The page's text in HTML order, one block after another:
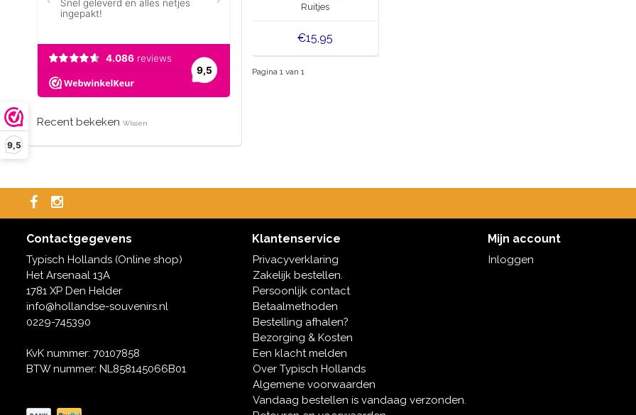
9,5
Recent bekeken Wissen
Ruitjes
€15,95
Pagina 1 van 1
Contactgegevens
Typisch Hollands (Online shop)
Het Arsenaal 13A
1781 XP Den Helder
info@hollandse-souvenirs.nl
0229-745390
KvK nummer: 70107858
BTW nummer: NL858145066B01
Klantenservice
Privacyverklaring
Zakelijk bestellen.
Persoonlijk contact
Betaalmethoden
Bestelling afhalen?
Bezorging & Kosten
Een klacht melden
Over Typisch Hollands
Algemene voorwaarden
Vandaag bestellen is vandaag verzonden.
Mijn account
Inloggen